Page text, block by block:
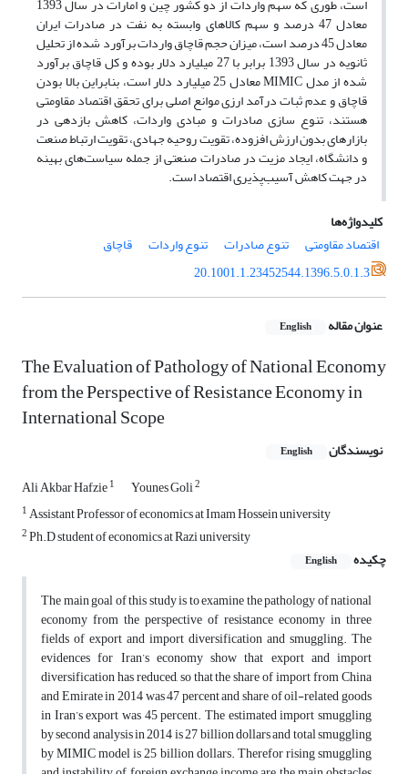
است، طوری که سهم واردات از دو کشور چین و امارات در سال 1393
معادل 47 درصد و سهم کالاهای وابسته به نفت در صادرات ایران
معادل 45 درصد است، میزان حجم قاچاق واردات برآورد شده از تحلیل
ثانویه در سال 1393 برابر با 27 میلیارد دلار بوده و کل قاچاق برآورد
شده از مدل MIMIC معادل 25 میلیارد دلار است، بنابراین بالا بودن
قاچاق و عدم ثبات درآمد ارزی موانع اصلی برای تحقق اقتصاد مقاومتی
هستند، تنوع سازی صادرات و مبادی واردات، کاهش بازدهی در
بازارهای بدون ارزش افزوده، تقویت روحیه جهادی، تقویت ارتباط صنعت
و دانشگاه، ایجاد مزیت در صادرات صنعتی از جمله سیاست‌های بهینه
در جهت کاهش آسیب‌پذیری اقتصاد است.
کلیدواژه‌ها
اقتصاد مقاومتی
تنوع صادرات تنوع واردات
قاچاق
20.1001.1.23452544.1396.5.0.1.3
عنوان مقاله English
The Evaluation of Pathology of National Economy
from the Perspective of Resistance Economy in
International Scope
نویسندگان English
Ali Akbar Hafzie1 Younes Goli2
1Assistant Professor of economics at Imam Hossein university
2Ph.D student of economics at Razi university
چکیده
English
The main goal of this study is to examine the pathology of national
economy from the perspective of resistance economy in three
fields of export and import diversification and smuggling. The
evidences for Iran’s economy show that export and import
diversification has reduced, so that the share of import from China
and Emirate in 2014 was 47 percent and share of oil-related goods
in Iran’s export was 45 percent. The estimated import smuggling
by second analysis in 2014 is 27 billion dollars and total smuggling
by MIMIC model is 25 billion dollars. Therefor rising smuggling